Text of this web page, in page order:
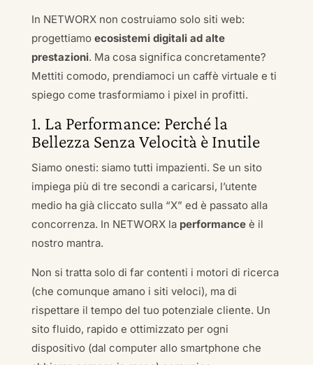
In NETWORX non costruiamo solo siti web:
progettiamo ecosistemi digitali ad alte
prestazioni. Ma cosa significa concretamente?
Mettiti comodo, prendiamoci un caffè virtuale e ti
spiego come trasformiamo i pixel in profitti.
1. La Performance: Perché la
Bellezza Senza Velocità è Inutile
Siamo onesti: siamo tutti impazienti. Se un sito
impiega più di tre secondi a caricarsi, l’utente
medio ha già cliccato sulla “X” ed è passato alla
concorrenza. In NETWORX la performanceè il
nostro mantra.
Non si tratta solo di far contenti i motori di ricerca
(che comunque amano i siti veloci), ma di
rispettare il tempo del tuo potenziale cliente. Un
sito fluido, rapido e ottimizzato per ogni
dispositivo (dal computer allo smartphone che